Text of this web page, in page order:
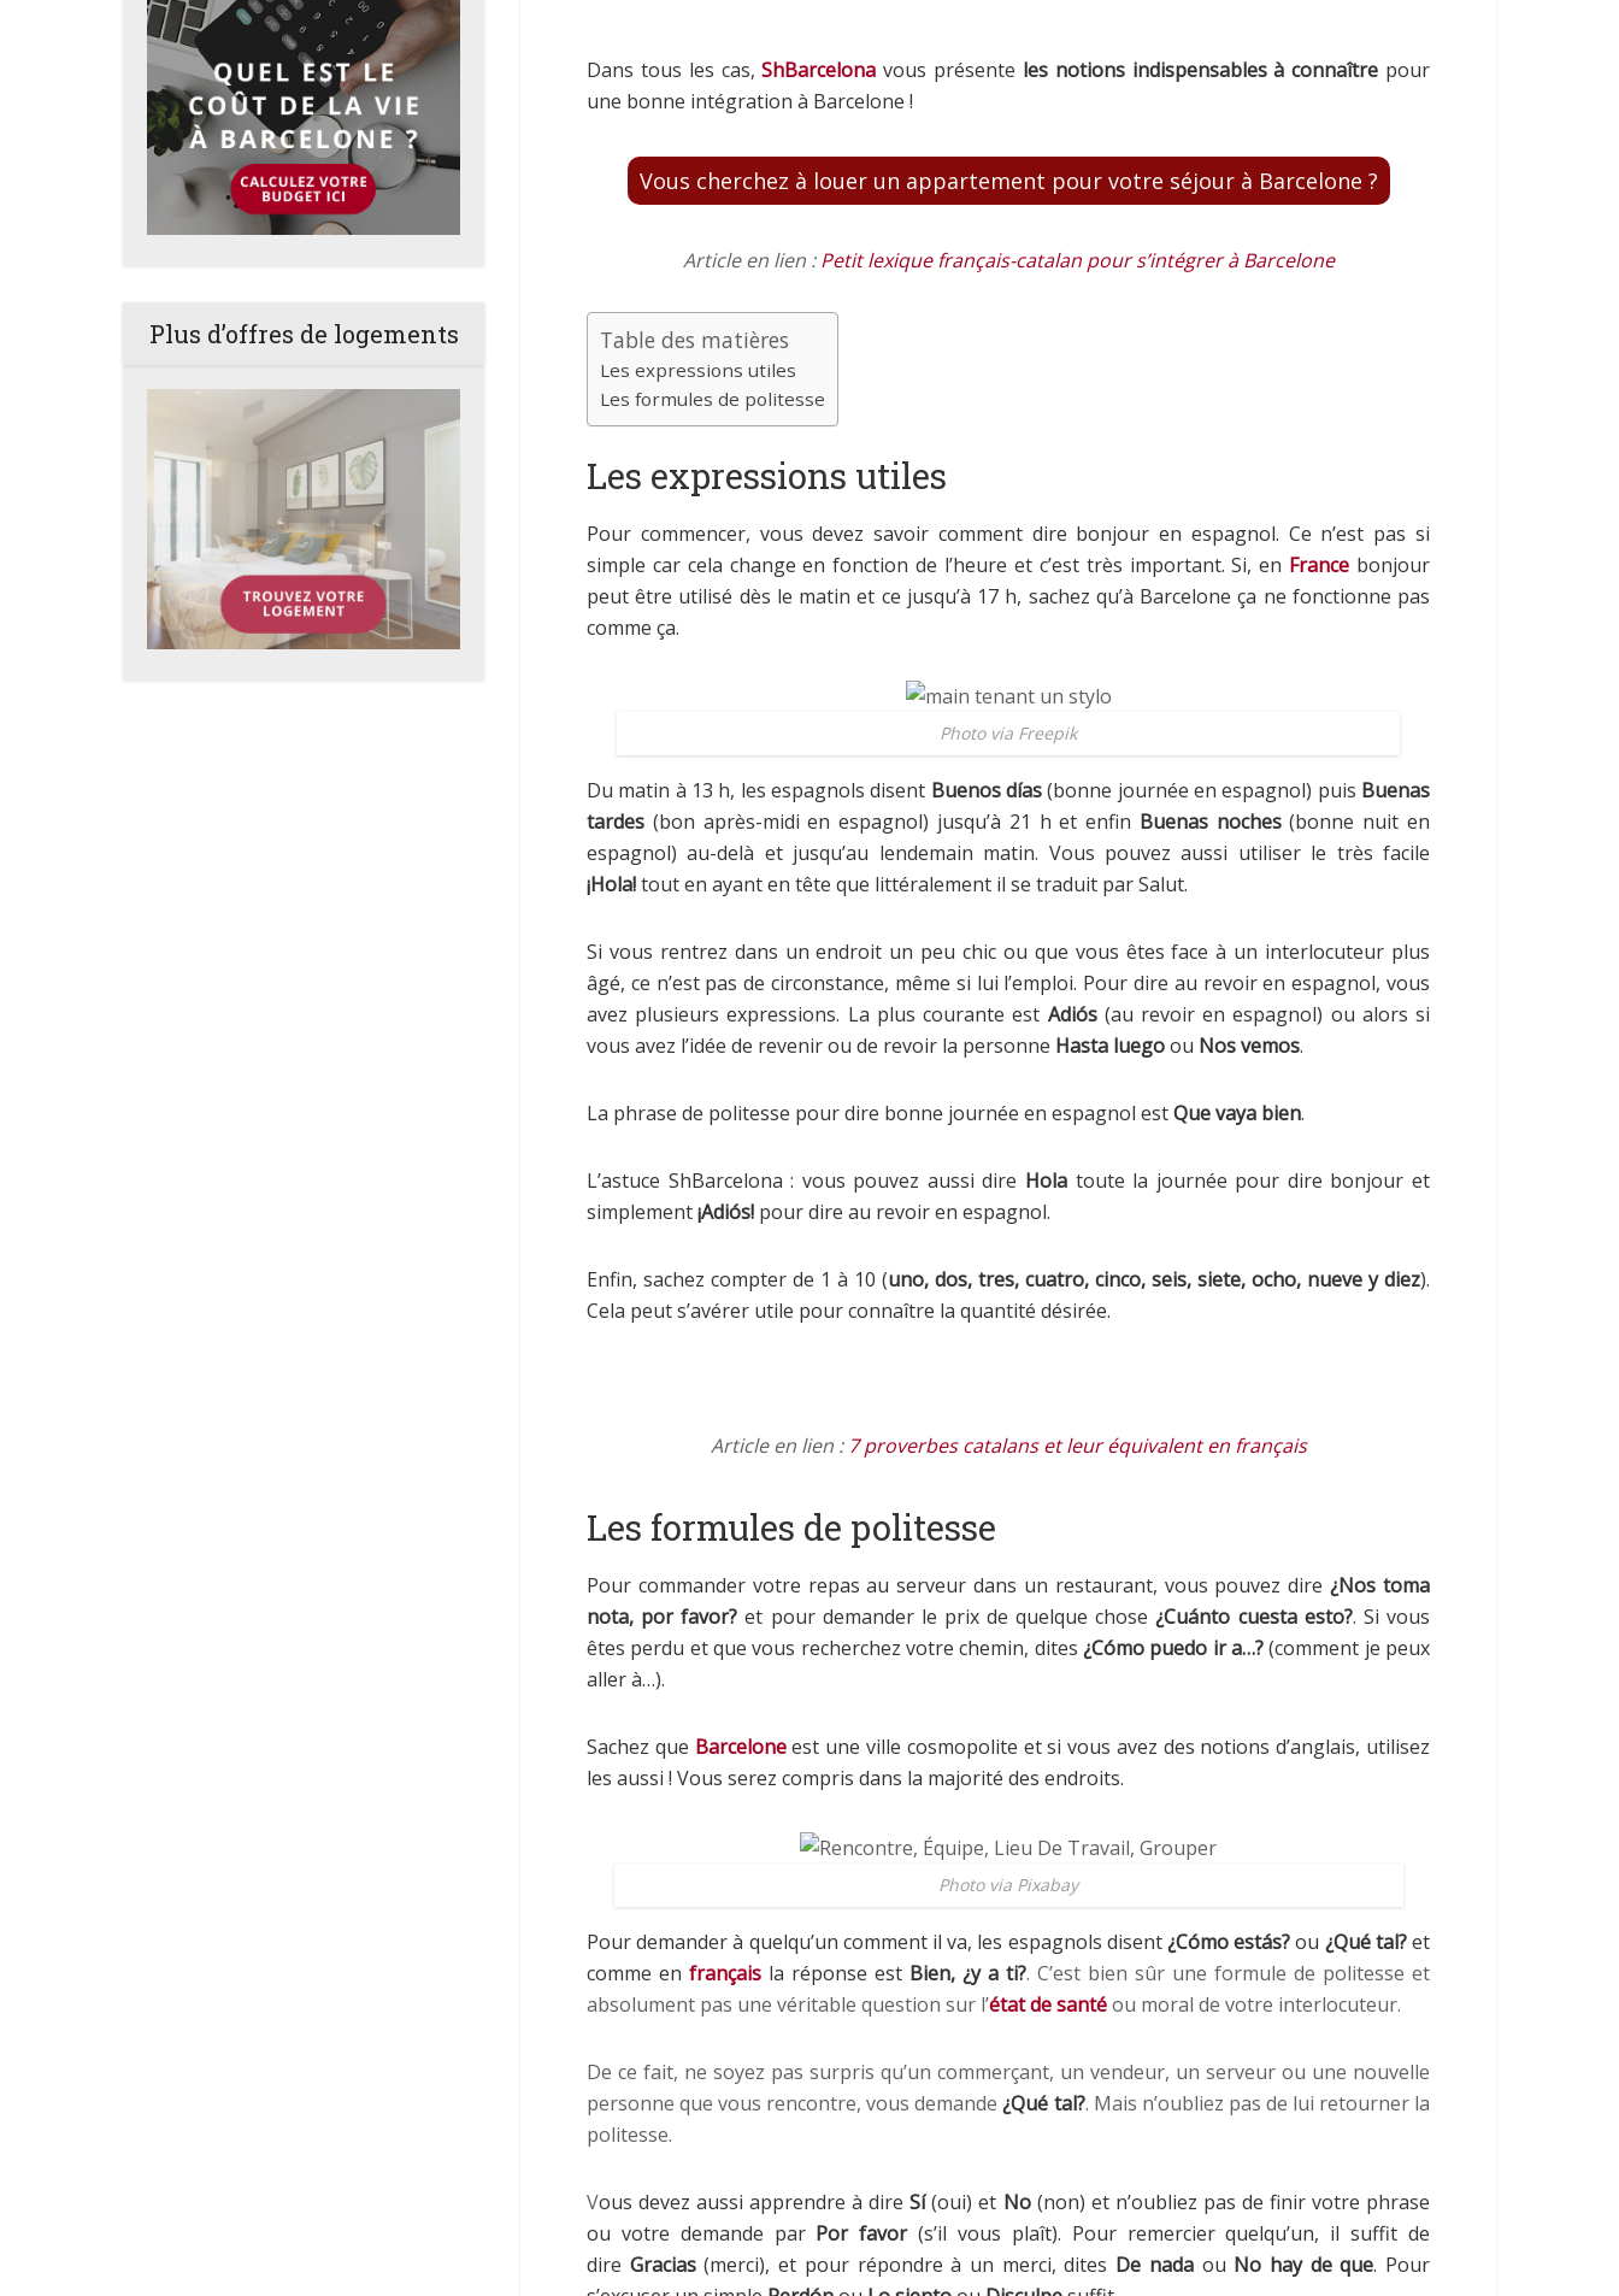
Plus d’offres de logements
Dans tous les cas,ShBarcelona vous présente les notions indispensables à connaître pour
une bonne intégration à Barcelone !
Vous cherchez à louer un appartement pour votre séjour à Barcelone ?
Article en lien :Petit lexique français-catalan pour s’intégrer à Barcelone
Table des matières
Les expressions utiles
Les formules de politesse
Les expressions utiles
Pour commencer, vous devez savoir comment dire bonjour en espagnol. Ce n’est pas si
simple car cela change en fonction de l’heure et c’est très important. Si, en France bonjour
peut être utilisé dès le matin et ce jusqu’à 17 h, sachez qu’à Barcelone ça ne fonctionne pas
comme ça.
Photo via Freepik
Du matin à 13 h, les espagnols disent Buenos días(bonne journée en espagnol) puis Buenas
tardes (bon après-midi en espagnol) jusqu’à 21 h et enfin Buenas noches(bonne nuit en
espagnol) au-delà et jusqu’au lendemain matin. Vous pouvez aussi utiliser le très facile
¡Hola!tout en ayant en tête que littéralement il se traduit par Salut.
Si vous rentrez dans un endroit un peu chic ou que vous êtes face à un interlocuteur plus
âgé, ce n’est pas de circonstance, même si lui l’emploi. Pour dire au revoir en espagnol, vous
avez plusieurs expressions. La plus courante est Adiós(au revoir en espagnol) ou alors si
vous avez l’idée de revenir ou de revoir la personne Hasta luegoou Nos vemos.
La phrase de politesse pour dire bonne journée en espagnol estQue vaya bien.
L’astuce ShBarcelona : vous pouvez aussi dire Hola toute la journée pour dire bonjour et
simplement¡Adiós! pour dire au revoir en espagnol.
Enfin, sachez compter de 1 à 10 (uno, dos, tres, cuatro, cinco, seis, siete, ocho, nueve y diez).
Cela peut s’avérer utile pour connaître la quantité désirée.
Article en lien : 7 proverbes catalans et leur équivalent en français
Les formules de politesse
Pour commander votre repas au serveur dans un restaurant, vous pouvez dire¿Nos toma
nota, por favor? et pour demander le prix de quelque chose¿Cuánto cuesta esto?. Si vous
êtes perdu et que vous recherchez votre chemin, dites ¿Cómo puedo ir a…?(comment je peux
aller à…).
Sachez que Barceloneest une ville cosmopolite et si vous avez des notions d’anglais, utilisez
les aussi ! Vous serez compris dans la majorité des endroits.
Photo via Pixabay
Pour demander à quelqu’un comment il va, les espagnols disent¿Cómo estás?ou ¿Qué tal?et
comme en français la réponse est Bien, ¿y a ti?. C’est bien sûr une formule de politesse et
absolument pas une véritable question sur l’état de santéou moral de votre interlocuteur.
De ce fait, ne soyez pas surpris qu’un commerçant, un vendeur, un serveur ou une nouvelle
personne que vous rencontre, vous demande¿Qué tal?. Mais n’oubliez pas de lui retourner la
politesse.
Vous devez aussi apprendre à direSí(oui) et No (non) et n’oubliez pas de finir votre phrase
ou votre demande par Por favor(s’il vous plaît). Pour remercier quelqu’un, il suffit de
dire Gracias(merci), et pour répondre à un merci, dites De nadaou No hay de que. Pour